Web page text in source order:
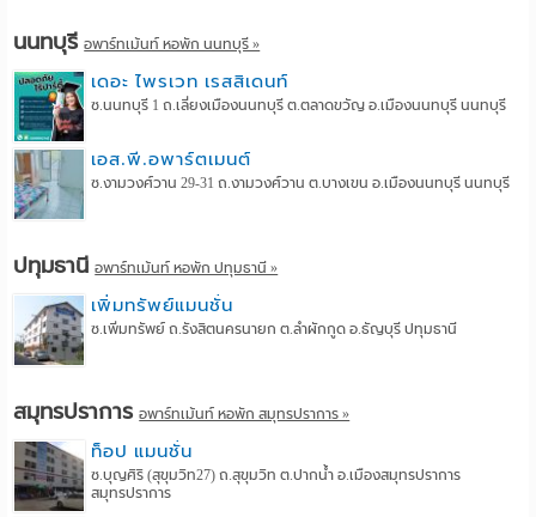
นนทบุรีอพาร์ทเม้นท์ หอพัก นนทบุรี »
เดอะ ไพรเวท เรสสิเดนท์
ซ.นนทบุรี 1 ถ.เลี่ยงเมืองนนทบุรี ต.ตลาดขวัญ อ.เมืองนนทบุรี นนทบุรี
เอส.พี.อพาร์ตเมนต์
ซ.งามวงศ์วาน 29-31 ถ.งามวงศ์วาน ต.บางเขน อ.เมืองนนทบุรี นนทบุรี
ปทุมธานีอพาร์ทเม้นท์ หอพัก ปทุมธานี »
เพิ่มทรัพย์แมนชั่น
ซ.เพิ่มทรัพย์ ถ.รังสิตนครนายก ต.ลำผักกูด อ.ธัญบุรี ปทุมธานี
สมุทรปราการอพาร์ทเม้นท์ หอพัก สมุทรปราการ »
ท็อป แมนชั่น
ซ.บุญศิริ (สุขุมวิท27) ถ.สุขุมวิท ต.ปากน้ำ อ.เมืองสมุทรปราการ
สมุทรปราการ